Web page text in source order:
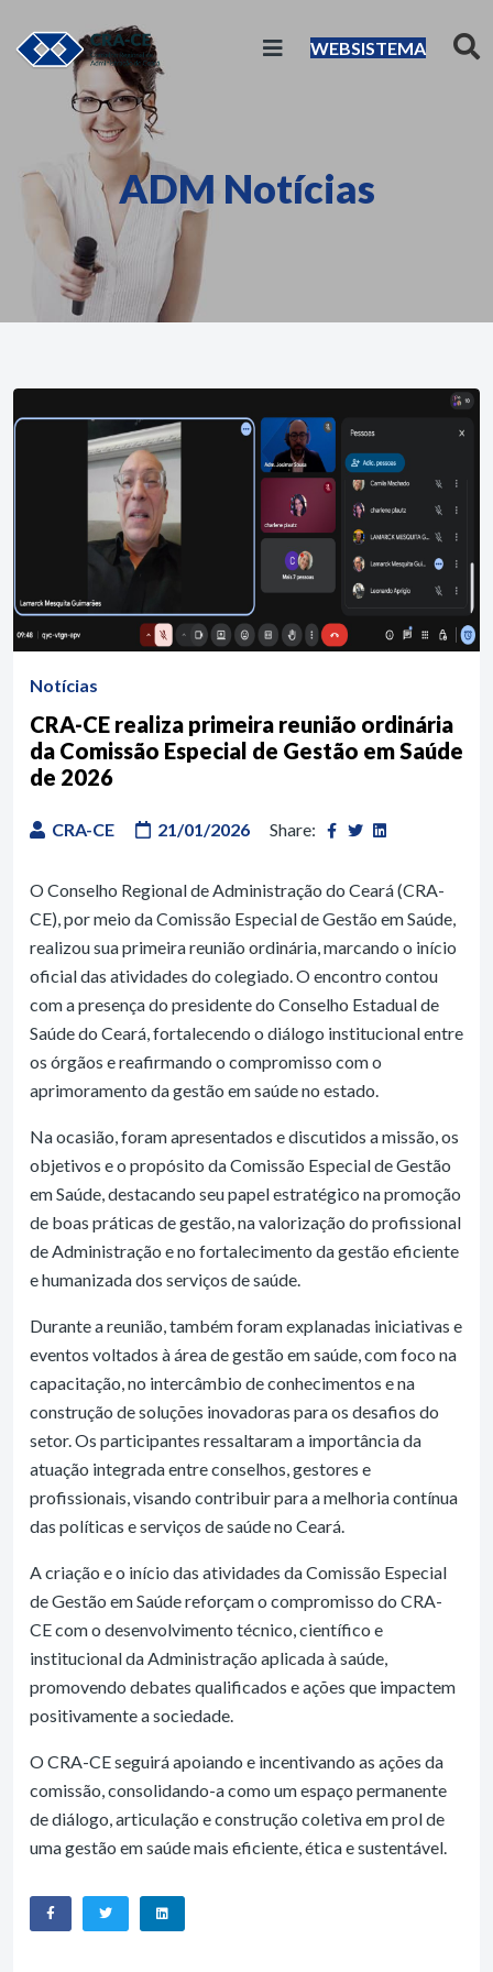
WEBSISTEMA
ADM Notícias
Notícias
CRA-CE realiza primeira reunião ordinária
da Comissão Especial de Gestão em Saúde
de 2026
CRA-CE 21/01/2026 Share:
O Conselho Regional de Administração do Ceará (CRA-
CE), por meio da Comissão Especial de Gestão em Saúde,
realizou sua primeira reunião ordinária, marcando o início
oficial das atividades do colegiado. O encontro contou
com a presença do presidente do Conselho Estadual de
Saúde do Ceará, fortalecendo o diálogo institucional entre
os órgãos e reafirmando o compromisso com o
aprimoramento da gestão em saúde no estado.
Na ocasião, foram apresentados e discutidos a missão, os
objetivos e o propósito da Comissão Especial de Gestão
em Saúde, destacando seu papel estratégico na promoção
de boas práticas de gestão, na valorização do profissional
de Administração e no fortalecimento da gestão eficiente
e humanizada dos serviços de saúde.
Durante a reunião, também foram explanadas iniciativas e
eventos voltados à área de gestão em saúde, com foco na
capacitação, no intercâmbio de conhecimentos e na
construção de soluções inovadoras para os desafios do
setor. Os participantes ressaltaram a importância da
atuação integrada entre conselhos, gestores e
profissionais, visando contribuir para a melhoria contínua
das políticas e serviços de saúde no Ceará.
A criação e o início das atividades da Comissão Especial
de Gestão em Saúde reforçam o compromisso do CRA-
CE com o desenvolvimento técnico, científico e
institucional da Administração aplicada à saúde,
promovendo debates qualificados e ações que impactem
positivamente a sociedade.
O CRA-CE seguirá apoiando e incentivando as ações da
comissão, consolidando-a como um espaço permanente
de diálogo, articulação e construção coletiva em prol de
uma gestão em saúde mais eficiente, ética e sustentável.